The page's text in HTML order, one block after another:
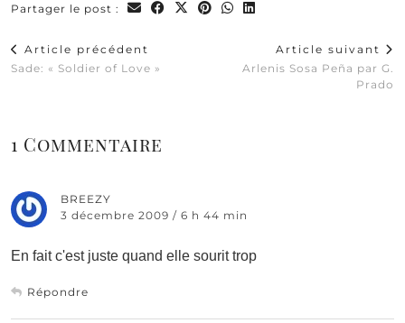
Partager le post :
Article précédent
Sade: « Soldier of Love »
Article suivant
Arlenis Sosa Peña par G.
Prado
1 Commentaire
BREEZY
3 décembre 2009 / 6 h 44 min
En fait c'est juste quand elle sourit trop
Répondre